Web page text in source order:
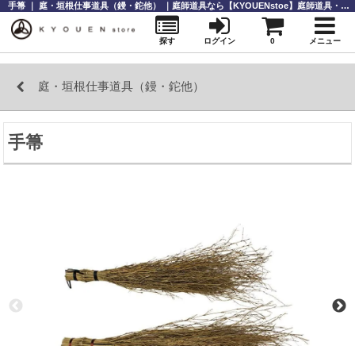
庭・垣根仕事道具（鏝・鉈他）
手箒
手箒 ｜ 庭・垣根仕事道具（鏝・鉈他） ｜庭師道具なら【KYOUENstoe】庭師道具・造園資材の販売と通販
探す ログイン 0 メニュー